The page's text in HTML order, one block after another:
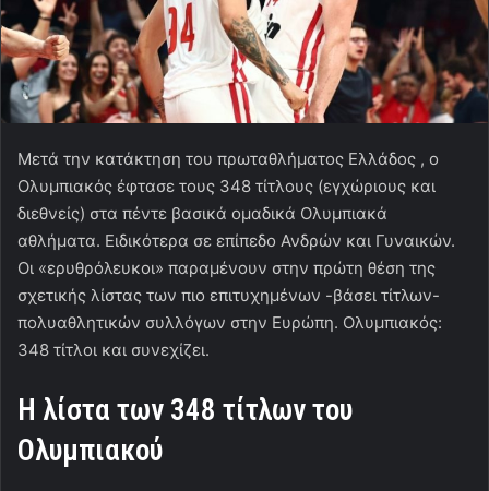
Μετά την κατάκτηση του πρωταθλήματος Ελλάδος , ο
Ολυμπιακός έφτασε τους 348 τίτλους (εγχώριους και
διεθνείς) στα πέντε βασικά ομαδικά Ολυμπιακά
αθλήματα. Ειδικότερα σε επίπεδο Ανδρών και Γυναικών.
Οι «ερυθρόλευκοι» παραμένουν στην πρώτη θέση της
σχετικής λίστας των πιο επιτυχημένων -βάσει τίτλων-
πολυαθλητικών συλλόγων στην Ευρώπη. Ολυμπιακός:
348 τίτλοι και συνεχίζει.
Η λίστα των 348 τίτλων του
Ολυμπιακού